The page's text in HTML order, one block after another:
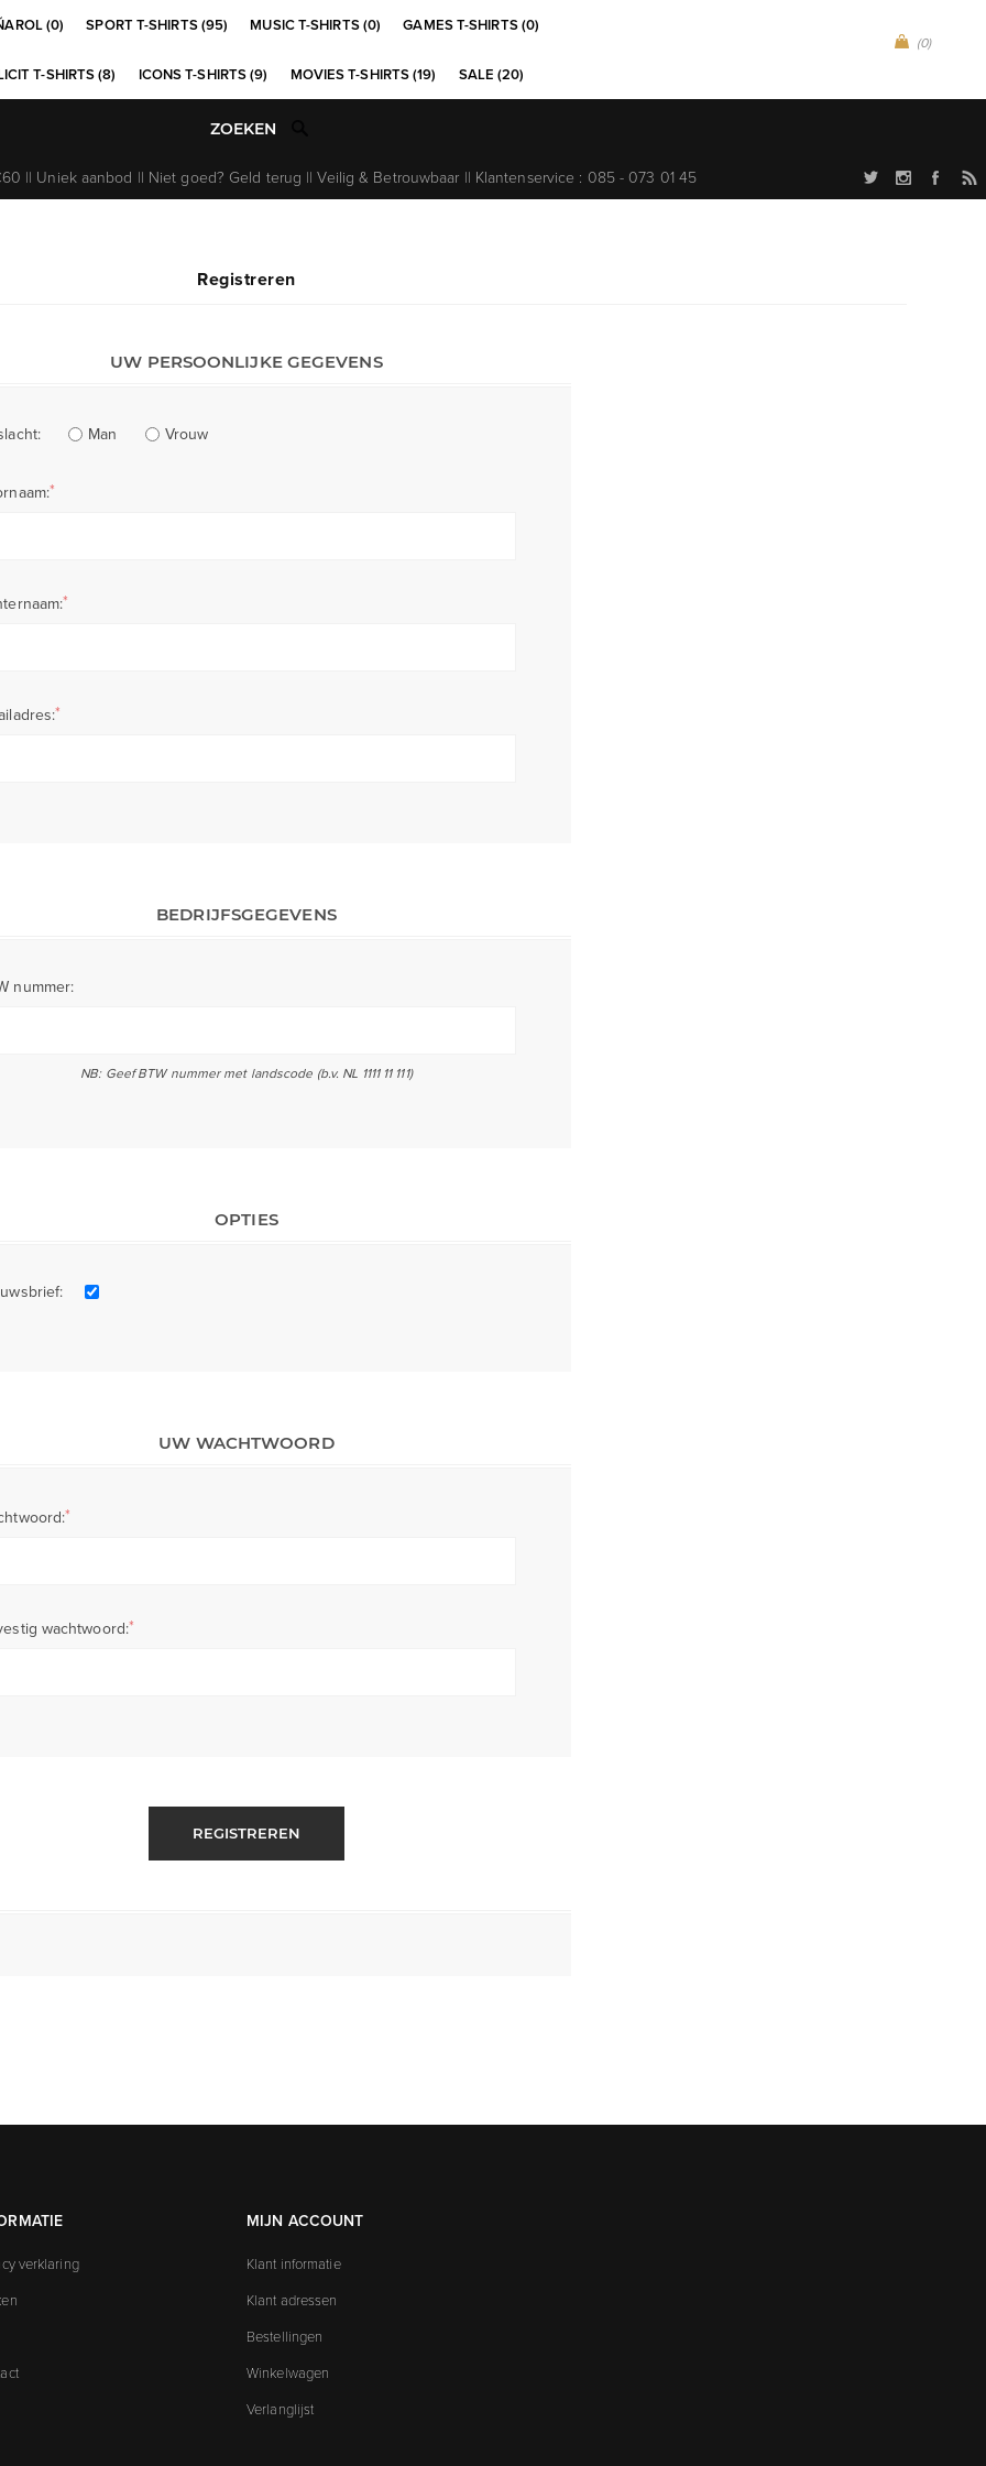
(0)
(0) SPORT T-SHIRTS (95) MUSIC T-SHIRTS (0) GAMES T-SHIRTS (0)
T-SHIRTS (8) ICONS T-SHIRTS (9) MOVIES T-SHIRTS (19) SALE (20)
|| Uniek aanbod || Niet goed? Geld terug || Veilig & Betrouwbaar || Klantenservice : 085 - 073 01 45
Registreren
UW PERSOONLIJKE GEGEVENS
Man Vrouw
*
*
*
BEDRIJFSGEGEVENS
nummer:
NB: Geef BTW nummer met landscode (b.v. NL 1111 11 111)
OPTIES
UW WACHTWOORD
*
wachtwoord:*
REGISTREREN
verklaring
MIJN ACCOUNT
Klant informatie
Klant adressen
Bestellingen
Winkelwagen
Verlanglijst